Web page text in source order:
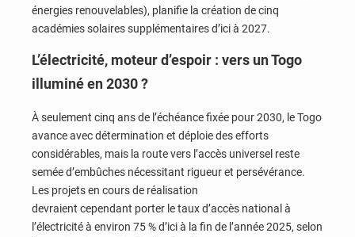
énergies renouvelables), planifie la création de cinq
académies solaires supplémentaires d’ici à 2027.
L’électricité, moteur d’espoir : vers un Togo
illuminé en 2030 ?
À seulement cinq ans de l’échéance fixée pour 2030, le Togo
avance avec détermination et déploie des efforts
considérables, mais la route vers l’accès universel reste
semée d’embûches nécessitant rigueur et persévérance.
Les projets en cours de réalisation
devraient cependant porter le taux d’accès national à
l’électricité à environ 75 % d’ici à la fin de l’année 2025, selon